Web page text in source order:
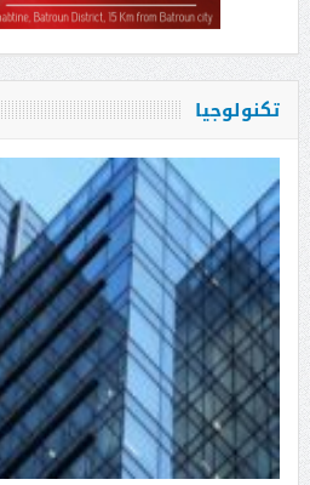
تكنولوجيا